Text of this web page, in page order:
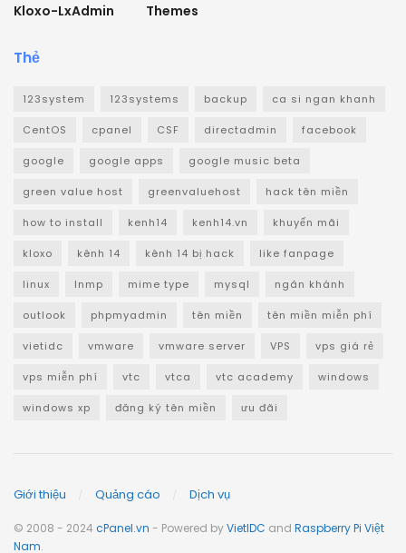
Kloxo-LxAdmin
Themes
Thẻ
123system 123systems backup ca si ngan khanh
CentOS cpanel CSF directadmin facebook
google google apps google music beta
green value host greenvaluehost hack tên miền
how to install kenh14 kenh14.vn khuyến mãi
kloxo kênh 14 kênh 14 bị hack like fanpage
linux lnmp mime type mysql ngân khánh
outlook phpmyadmin tên miền tên miền miễn phí
vietidc vmware vmware server VPS vps giá rẻ
vps miễn phí vtc vtca vtc academy windows
windows xp đăng ký tên miền ưu đãi
Giới thiệu Quảng cáo Dịch vụ
© 2008 - 2024 cPanel.vn - Powered byVietIDC and Raspberry Pi Việt
Nam.